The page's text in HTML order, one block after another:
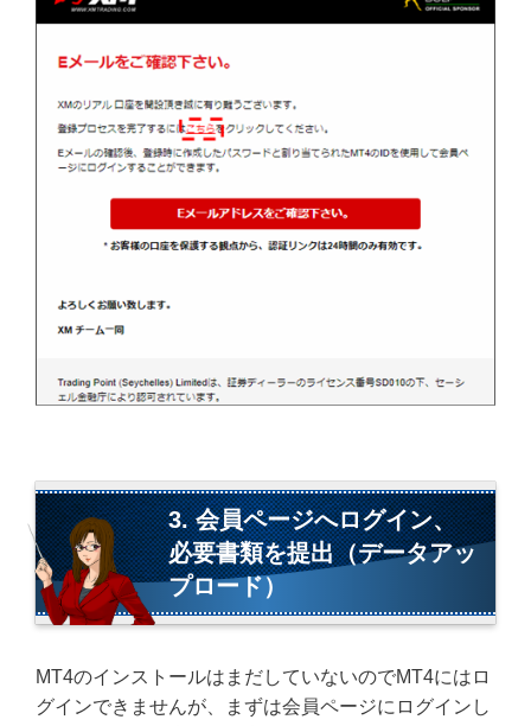
3. 会員ページへログイン、
必要書類を提出（データアッ
プロード）
MT4のインストールはまだしていないのでMT4にはロ
グインできませんが、まずは会員ページにログインし